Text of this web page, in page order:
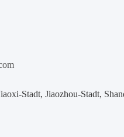
Stadt, Jiaozhou-Stadt,